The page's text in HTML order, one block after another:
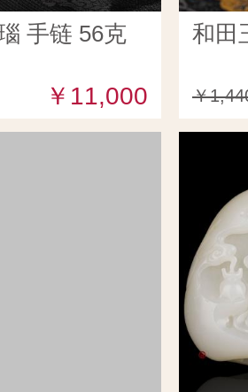
手链 56克
￥11,000
和田
￥